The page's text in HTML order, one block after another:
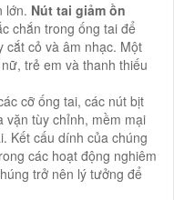
lớn. Nút tai giảm ồn
chắn trong ống tai để
cắt cỏ và âm nhạc. Một
trẻ em và thanh thiếu
cỡ ống tai, các nút bịt
vặn tùy chỉnh, mềm mại
Kết cấu dính của chúng
các hoạt động nghiêm
trở nên lý tưởng để